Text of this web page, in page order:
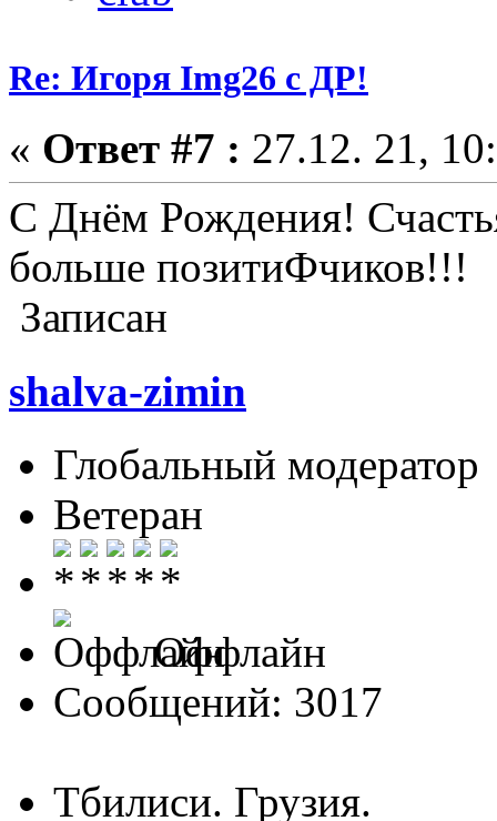
Re: Игоря Img26 с ДР!
« Ответ #7 : 27.12. 21,
С Днём Рождения!
больше позитиФчиков!!!
Записан
shalva-zimin
Глобальный модератор
Ветеран
Оффлайн
Сообщений: 3017
Тбилиси. Грузия.